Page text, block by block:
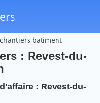
batiment
: Revest-du-
: Revest-du-